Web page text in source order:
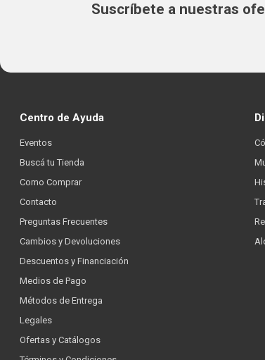
Suscríbete a nuestras
Centro de Ayuda
Eventos
Buscá tu Tienda
Como Comprar
Contacto
Preguntas Frecuentes
Cambios y Devoluciones
Descuentos y Financiación
Medios de Pago
Métodos de Entrega
Legales
Ofertas y Catálogos